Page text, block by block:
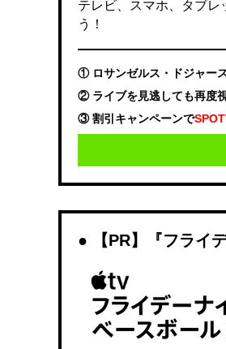
テレビ、スマホ、タブレ
う！
① ロサンゼルス・ドジャー
② ライブを見逃しても再度
③ 割引キャンペーンで
【PR】『フライ